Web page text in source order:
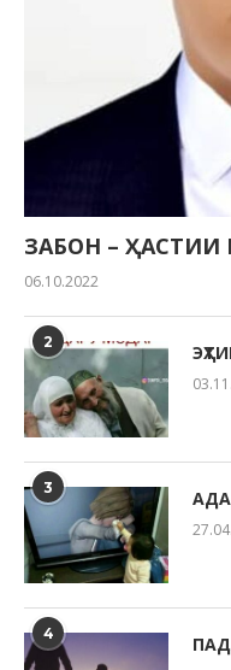
ЗАБОН –
06.10.2022
2
3
4